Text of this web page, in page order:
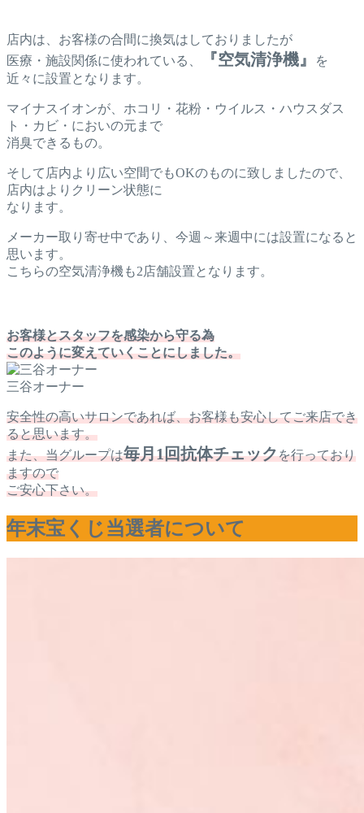
店内は、お客様の合間に換気はしておりましたが
医療・施設関係に使われている、
『空気清浄機』
を
近々に設置となります。
マイナスイオンが、ホコリ・花粉・ウイルス・ハウスダス
ト・カビ・においの元まで
消臭できるもの。
そして店内より広い空間でもOKのものに致しましたので、
店内はよりクリーン状態に
なります。
メーカー取り寄せ中であり、今週～来週中には設置になると
思います。
こちらの空気清浄機も2店舗設置となります。
お客様とスタッフを感染から守る為
このように変えていくことにしました。
三谷オーナー
安全性の高いサロンであれば、お客様も安心してご来店でき
ると思います。
また、当グループは毎月1回抗体チェックを行っており
ますので
ご安心下さい。
年末宝くじ当選者について